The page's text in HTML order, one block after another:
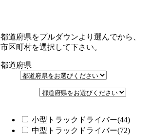
都道府県をプルダウンより選んでから、
市区町村を選択して下さい。
都道府県
小型トラックドライバー(44)
中型トラックドライバー(72)